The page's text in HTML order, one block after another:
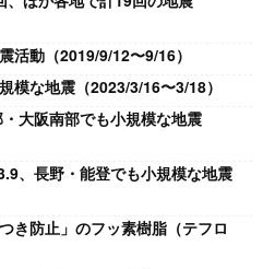
活動（2019/9/12〜9/16）
模な地震（2023/3/16〜3/18）
大阪南部でも小規模な地震
、長野・能登でも小規模な地震
き防止」のフッ素樹脂（テフロ